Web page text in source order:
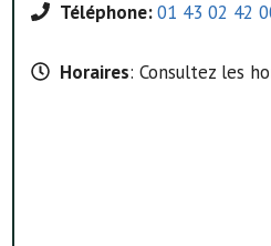
Téléphone:01 43 02 42
Horaires: Consultez les